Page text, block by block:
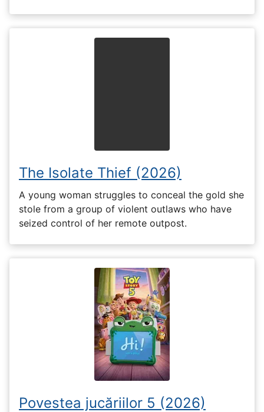
The Isolate Thief (2026)
A young woman struggles to conceal the gold she
stole from a group of violent outlaws who have
seized control of her remote outpost.
Povestea jucăriilor 5 (2026)